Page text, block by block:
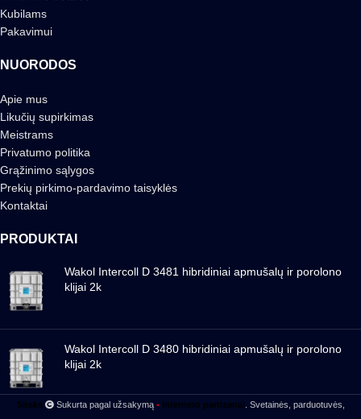
Kubilams
Pakavimui
NUORODOS
Apie mus
Likučių supirkimas
Meistrams
Privatumo politika
Grąžinimo sąlygos
Prekių pirkimo-pardavimo taisyklės
Kontaktai
PRODUKTAI
Wakol Intercoll D 3481 hibridiniai apmušalų ir porolono
klijai 2k
Wakol Intercoll D 3480 hibridiniai apmušalų ir porolono
klijai 2k
Siteks Sukurta pagal užsakymą -Interneto partizanai. Svetainės, parduotuvės,